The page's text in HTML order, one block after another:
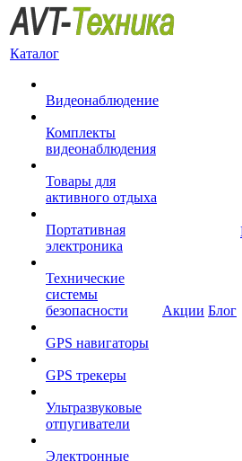
Каталог
Видеонаблюдение
Комплекты
видеонаблюдения
Товары для
активного отдыха
Портативная
электроника
Технические
системы
безопасности
GPS навигаторы
GPS трекеры
Ультразвуковые
отпугиватели
Электронные
Акции Блог